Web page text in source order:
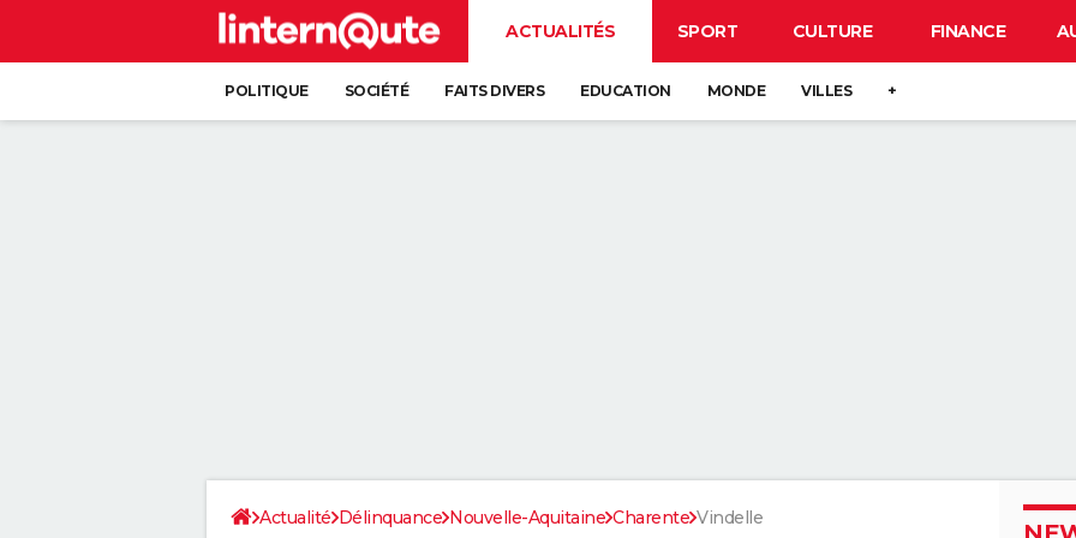
ACTUALITÉS SPORT CULTURE FINANCE
POLITIQUE SOCIÉTÉ FAITS DIVERS EDUCATION MONDE VILLES +
Actualité Délinquance Nouvelle-Aquitaine Charente Vindelle